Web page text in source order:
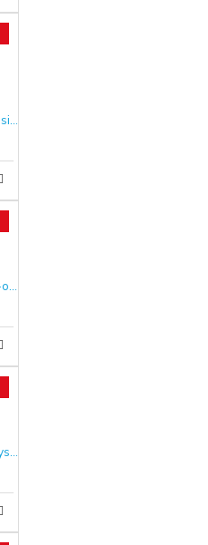
Mitsubishi Heavy Industries sieninis oro kondicionierius SRK-ZS, 2.5/3.2 kW
Refra šilumos siurblys oras-oras E-NORDIC SERIJA, 5.3/5.6 kW
Gree sieninis šilumos siurblys oras-oras AIRY BLACK, 2.7/3.0 kW